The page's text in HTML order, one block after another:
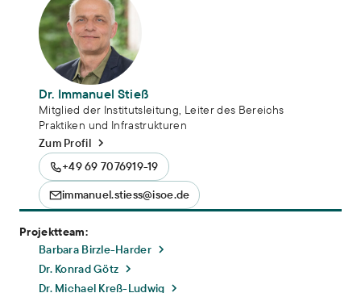
Dr. Immanuel Stieß
Mitglied der Institutsleitung, Leiter des Bereichs
Praktiken und Infrastrukturen
Zum Profil
+49 69 7076919-19
immanuel.stiess@isoe.de
Projektteam:
Barbara Birzle-Harder
Dr. Konrad Götz
Dr. Michael Kreß-Ludwig